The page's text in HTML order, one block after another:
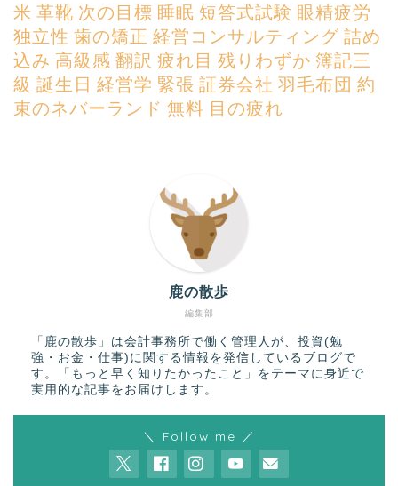
米 革靴 次の目標 睡眠 短答式試験 眼精疲労
独立性 歯の矯正 経営コンサルティング 詰め
込み 高級感 翻訳 疲れ目 残りわずか 簿記三
級 誕生日 経営学 緊張 証券会社 羽毛布団 約
束のネバーランド 無料 目の疲れ
編集部
鹿の散歩
「鹿の散歩」は会計事務所で働く管理人が、投資(勉
強・お金・仕事)に関する情報を発信しているブログで
す。「もっと早く知りたかったこと」をテーマに身近で
実用的な記事をお届けします。
＼ Follow me ／